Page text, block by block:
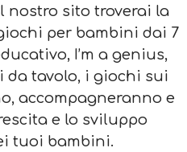
nostro sito troverai la
per bambini dai 7
I’m a genius,
da tavolo, i giochi sui
accompagneranno e
e lo sviluppo
tuoi bambini.